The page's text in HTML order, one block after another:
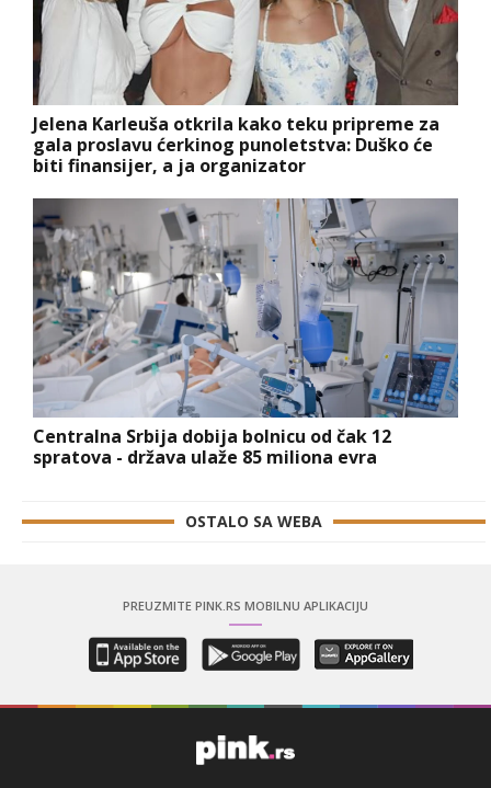
Jelena Karleuša otkrila kako teku pripreme za
gala proslavu ćerkinog punoletstva: Duško će
biti finansijer, a ja organizator
Centralna Srbija dobija bolnicu od čak 12
spratova - država ulaže 85 miliona evra
OSTALO SA WEBA
PREUZMITE PINK.RS MOBILNU APLIKACIJU